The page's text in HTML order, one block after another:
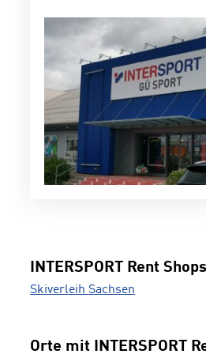
INTERSPORT Rent
Skiverleih Sachsen
Orte mit INTERSPORT